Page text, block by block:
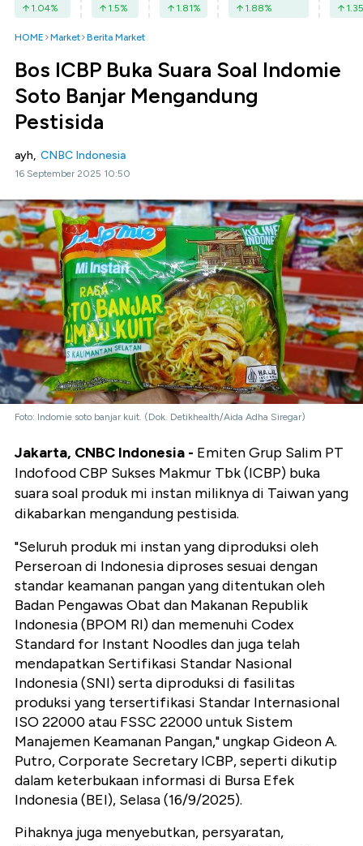
1.04% 1.5% 1.81% 1.88% 1.35
HOME Market Berita Market
Bos ICBP Buka Suara Soal Indomie
Soto Banjar Mengandung
Pestisida
ayh, CNBC Indonesia
16 September 2025 10:50
Foto: Indomie soto banjar kuit. (Dok. Detikhealth/Aida Adha Siregar)
Jakarta, CNBC Indonesia - Emiten Grup Salim PT
Indofood CBP Sukses Makmur Tbk (ICBP) buka
suara soal produk mi instan miliknya di Taiwan yang
dikabarkan mengandung pestisida.
"Seluruh produk mi instan yang diproduksi oleh
Perseroan di Indonesia diproses sesuai dengan
standar keamanan pangan yang ditentukan oleh
Badan Pengawas Obat dan Makanan Republik
Indonesia (BPOM RI) dan memenuhi Codex
Standard for Instant Noodles dan juga telah
mendapatkan Sertifikasi Standar Nasional
Indonesia (SNI) serta diproduksi di fasilitas
produksi yang tersertifikasi Standar Internasional
ISO 22000 atau FSSC 22000 untuk Sistem
Manajemen Keamanan Pangan," ungkap Gideon A.
Putro, Corporate Secretary ICBP, seperti dikutip
dalam keterbukaan informasi di Bursa Efek
Indonesia (BEI), Selasa (16/9/2025).
Pihaknya juga menyebutkan, persyaratan,